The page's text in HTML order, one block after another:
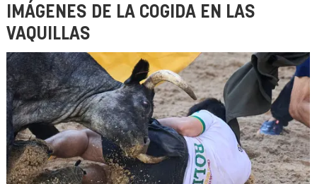
IMÁGENES DE LA COGIDA EN LAS
VAQUILLAS